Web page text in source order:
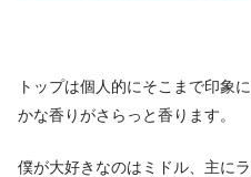
トップは個人的にそこまで印象
かな香りがさらっと香ります。
僕が大好きなのはミドル、主に